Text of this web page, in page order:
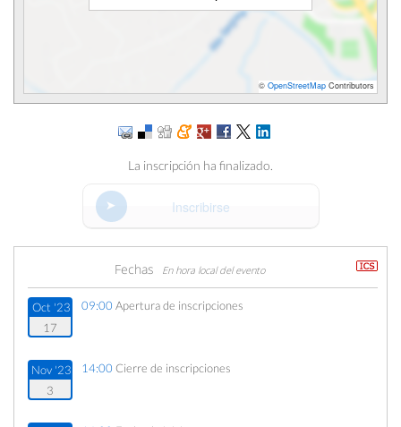
© OpenStreetMap Contributors
La inscripción ha finalizado.
Inscribirse
Fechas En hora local del evento
Oct '23
17
09:00 Apertura de inscripciones
Nov '23
3
14:00 Cierre de inscripciones